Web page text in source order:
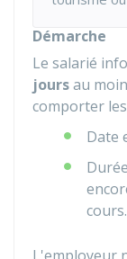
Démarche
Le salarié
joursau
comporter
Date
cours.